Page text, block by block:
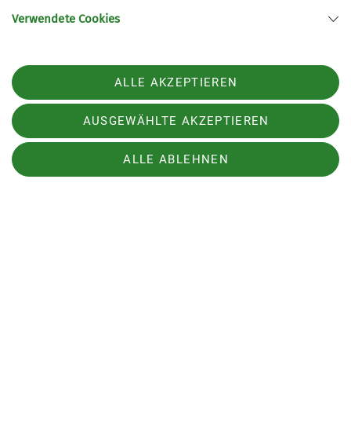
Schwierigkeitsgrad, die selten begangen wird.
einen leichten, 15 m hohen Kamin. Um halb vier
nachmittags hatten wir uns ausgetobt und
wanderten am Höhenweg zurück zum Parkplatz.
Verwendete Cookies
ALLE AKZEPTIEREN
AUSGEWÄHLTE AKZEPTIEREN
ALLE ABLEHNEN